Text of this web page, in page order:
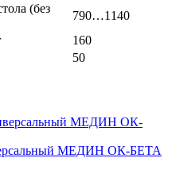
(без
790…1140
160
50
МЕДИН ОК-БЕТА